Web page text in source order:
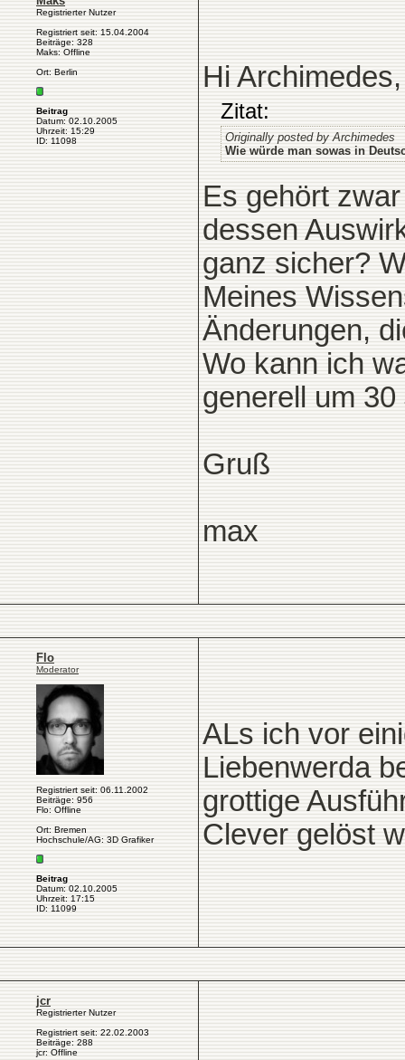
Registrierter Nutzer
Registriert seit: 15.04.2004
Beiträge: 328
Maks: Offline
Ort: Berlin
Beitrag
Datum: 02.10.2005
Uhrzeit: 15:29
ID: 11098
Hi Archimedes,
Zitat:
Originally posted by Archimedes
Wie würde man sowas in
Es gehört
dessen
ganz sicher?
Meines
Änderungen,
Wo kann ich
generell um
Gruß
max
Flo
Moderator
Registriert seit: 06.11.2002
Beiträge: 956
Flo: Offline
Ort: Bremen
Hochschule/AG: 3D Grafiker
Beitrag
Datum: 02.10.2005
Uhrzeit: 17:15
ID: 11099
ALs ich vor
Liebenwerda
grottige
Clever gelöst
jcr
Registrierter Nutzer
Registriert seit: 22.02.2003
Beiträge: 288
jcr: Offline